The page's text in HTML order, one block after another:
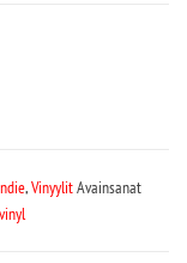
,VinyylitAvainsanat
vinyl